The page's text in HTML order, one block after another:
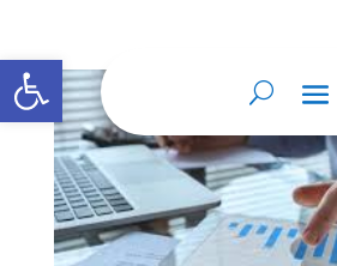
Abrir barra de herramientas